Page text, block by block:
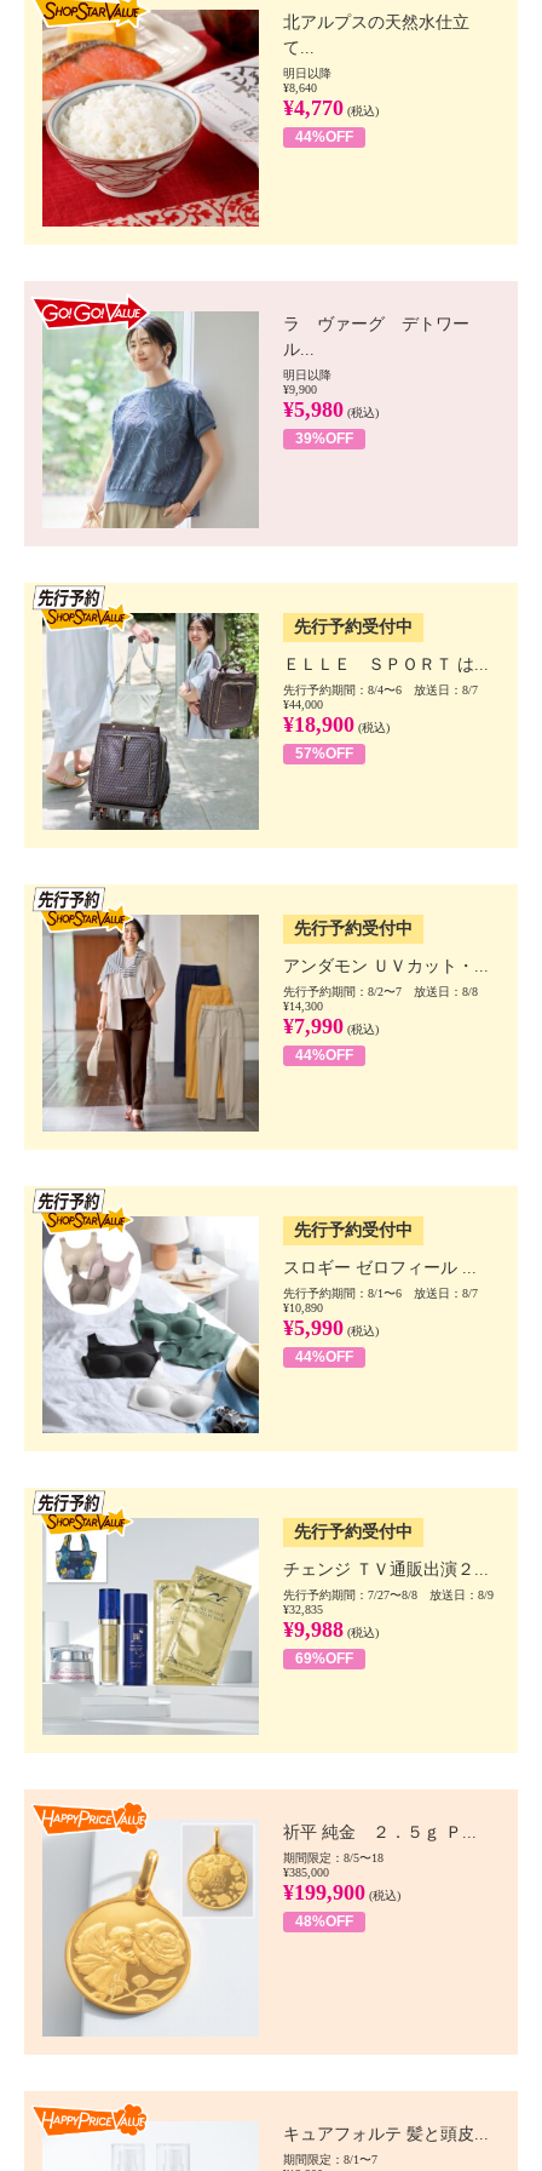
北アルプスの天然水仕立
て...
明日以降
¥8,640
¥4,770 (税込)
44%OFF
ラ ヴァーグ デトワー
ル...
明日以降
¥9,900
¥5,980 (税込)
39%OFF
先行予約受付中
ＥＬＬＥ ＳＰＯＲＴ は...
先行予約期間：8/4〜6 放送日：8/7
¥44,000
¥18,900 (税込)
57%OFF
先行予約受付中
アンダモン ＵＶカット・...
先行予約期間：8/2〜7 放送日：8/8
¥14,300
¥7,990 (税込)
44%OFF
先行予約受付中
スロギー ゼロフィール ...
先行予約期間：8/1〜6 放送日：8/7
¥10,890
¥5,990 (税込)
44%OFF
先行予約受付中
チェンジ ＴＶ通販出演２...
先行予約期間：7/27〜8/8 放送日：8/9
¥32,835
¥9,988 (税込)
69%OFF
祈平 純金 ２．５ｇ Ｐ...
期間限定：8/5〜18
¥385,000
¥199,900 (税込)
48%OFF
キュアフォルテ 髪と頭皮...
期間限定：8/1〜7